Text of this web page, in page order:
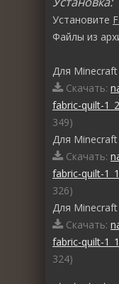
Установите
Файлы из
Для Minecraft
Скачать:
fabric-quilt-
349)
Для Minecraft
Скачать:
fabric-quilt-
326)
Для Minecraft
Скачать:
fabric-quilt-
324)